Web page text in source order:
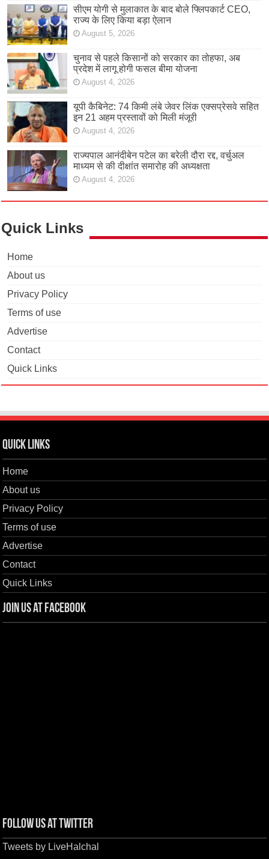
सीएम योगी से मुलाकात के बाद बोले फ्लिपकार्ट CEO,
राज्य के लिए किया बड़ा ऐलान
August 5, 2026
चुनाव से पहले किसानों को सरकार का तोहफा, अब
प्रदेश में लागू होगी फसल बीमा योजना
August 4, 2026
यूपी कैबिनेट: 74 किमी लंबे जेवर लिंक एक्सप्रेसवे सहित
इन 21 अहम प्रस्तावों को मिली मंजूरी
August 4, 2026
राज्यपाल आनंदीबेन पटेल का बरेली दौरा रद्द, वर्चुअल
माध्यम से की दीक्षांत समारोह की अध्यक्षता
August 4, 2026
Quick Links
Home
About us
Privacy Policy
Terms of use
Advertise
Contact
Quick Links
Quick Links
Home
About us
Privacy Policy
Terms of use
Advertise
Contact
Quick Links
Join us at Facebook
Follow us at Twitter
Tweets by LiveHalchal